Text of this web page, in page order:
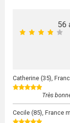
56
Catherine (35),
Très
Cecile (85), France